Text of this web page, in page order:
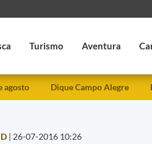
Turismo Aventura
agosto Dique Campo Alegre
| 26-07-2016 10:26